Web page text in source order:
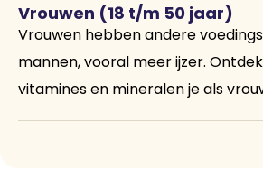
Vrouwen (18 t/m 50 jaar)
Vrouwen hebben andere
mannen, vooral meer ijzer.
vitamines en mineralen je als